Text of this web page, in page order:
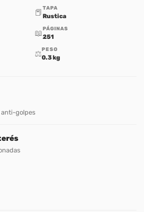
📕 TAPA
Rustica
📖PÁGINAS
251
⚖️PESO
0.3 kg
anti-golpes